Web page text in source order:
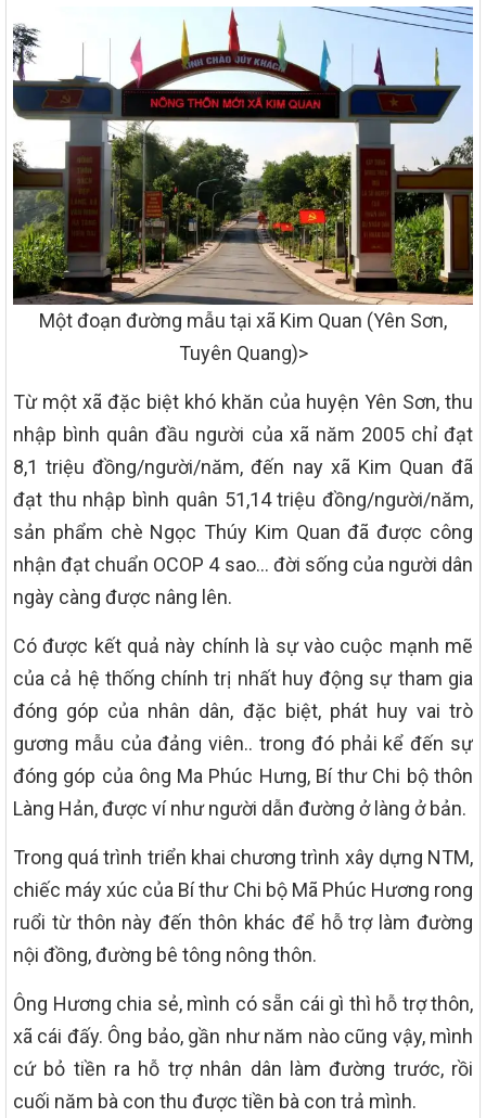
Một đoạn đường mẫu tại xã Kim Quan (Yên Sơn,
Tuyên Quang)>
Từ một xã đặc biệt khó khăn của huyện Yên Sơn, thu
nhập bình quân đầu người của xã năm 2005 chỉ đạt
8,1 triệu đồng/người/năm, đến nay xã Kim Quan đã
đạt thu nhập bình quân 51,14 triệu đồng/người/năm,
sản phẩm chè Ngọc Thúy Kim Quan đã được công
nhận đạt chuẩn OCOP 4 sao… đời sống của người dân
ngày càng được nâng lên.
Có được kết quả này chính là sự vào cuộc mạnh mẽ
của cả hệ thống chính trị nhất huy động sự tham gia
đóng góp của nhân dân, đặc biệt, phát huy vai trò
gương mẫu của đảng viên.. trong đó phải kể đến sự
đóng góp của ông Ma Phúc Hưng, Bí thư Chi bộ thôn
Làng Hản, được ví như người dẫn đường ở làng ở bản.
Trong quá trình triển khai chương trình xây dựng NTM,
chiếc máy xúc của Bí thư Chi bộ Mã Phúc Hương rong
ruổi từ thôn này đến thôn khác để hỗ trợ làm đường
nội đồng, đường bê tông nông thôn.
Ông Hương chia sẻ, mình có sẵn cái gì thì hỗ trợ thôn,
xã cái đấy. Ông bảo, gần như năm nào cũng vậy, mình
cứ bỏ tiền ra hỗ trợ nhân dân làm đường trước, rồi
cuối năm bà con thu được tiền bà con trả mình.